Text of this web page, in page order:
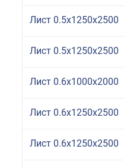
Лист 0.5x1250x2500
Лист 0.5x1250x2500
Лист 0.6x1000x2000
Лист 0.6x1250x2500
Лист 0.6x1250x2500